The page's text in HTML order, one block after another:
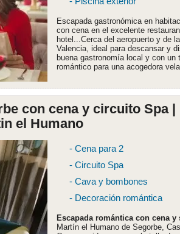
Escapada gastronómica en
con cena en el excelente
hotel...Cerca del aeropuerto y de
Valencia, ideal para descansar y
buena gastronomía local y con un
romántico para una acogedora
con cena y circuito Spa |
el Humano
- Cena para 2
- Circuito Spa
- Cava y bombones
- Decoración romántica
Escapada romántica con cena
Martín el Humano de Segorbe,